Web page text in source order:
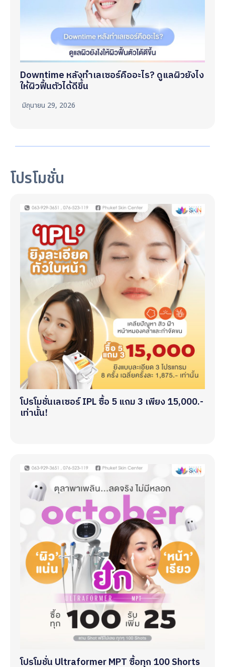
Downtime หลังทำเลเซอร์คืออะไร? ดูแลผิวยังไง
ให้ผิวฟื้นตัวได้ดีขึ้น
มิถุนายน 29, 2026
โปรโมชั่น
โปรโมชั่นเลเซอร์ IPL ซื้อ 5 แถม 3 เพียง 15,000.-
เท่านั้น!
โปรโมชั่น Ultraformer MPT ซื้อทุก 100 Shorts